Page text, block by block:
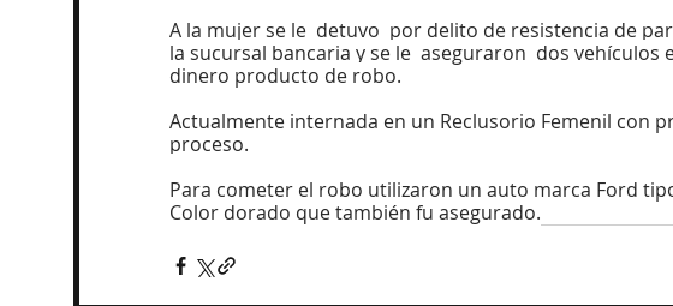
A la mujer se le  detuvo  por delito de resistencia de
la sucursal bancaria y se le  aseguraron  dos
dinero producto de robo.
Actualmente internada en un Reclusorio Femenil con
proceso.
Para cometer el robo utilizaron un auto marca Ford
Color dorado que también fu asegurado.